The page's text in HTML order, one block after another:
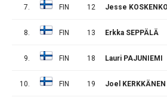
7. FIN 12 Jesse
8. FIN 13 Erkka SEPPÄLÄ
9. FIN 18 Lauri PAJUNIEMI
10. FIN 19 Joel KERKKÄNEN